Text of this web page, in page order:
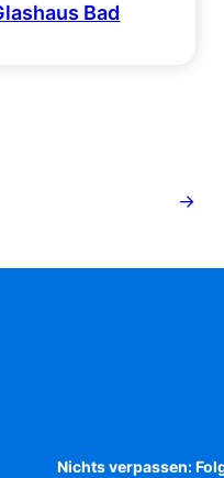
Bad
→
Nichts verpassen: